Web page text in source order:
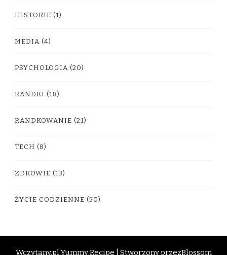
HISTORIE (1)
MEDIA (4)
PSYCHOLOGIA (20)
RANDKI (18)
RANDKOWANIE (21)
TECH (8)
ZDROWIE (13)
ŻYCIE CODZIENNE (50)
Wczytany.plYummy Recipe | Stworzony przezBlossom